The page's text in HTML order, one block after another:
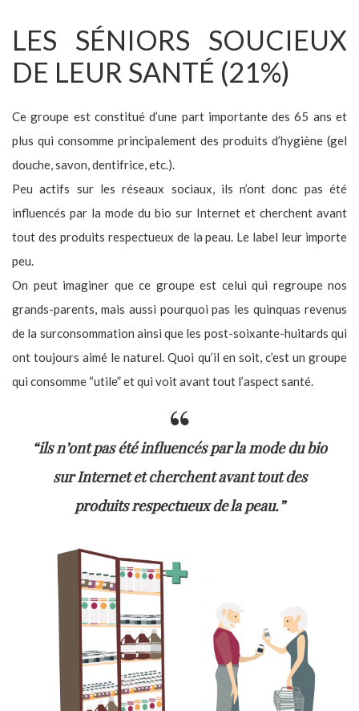
LES SÉNIORS SOUCIEUX
DE LEUR SANTÉ (21%)
Ce groupe est constitué d’une part importante des 65 ans et
plus qui consomme principalement des produits d’hygiène (gel
douche, savon, dentifrice, etc.).
Peu actifs sur les réseaux sociaux, ils n’ont donc pas été
influencés par la mode du bio sur Internet et cherchent avant
tout des produits respectueux de la peau. Le label leur importe
peu.
On peut imaginer que ce groupe est celui qui regroupe nos
grands-parents, mais aussi pourquoi pas les quinquas revenus
de la surconsommation ainsi que les post-soixante-huitards qui
ont toujours aimé le naturel. Quoi qu’il en soit, c’est un groupe
qui consomme “utile” et qui voit avant tout l’aspect santé.
“ils n’ont pas été influencés par la mode du bio
sur Internet et cherchent avant tout des
produits respectueux de la peau.”